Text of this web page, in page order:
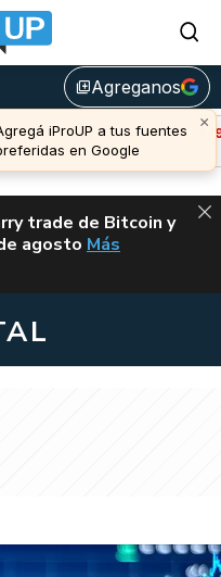
library_addAgreganos
Avalanche (-0,19%)
u$s 6,43
trade de Bitcoin y
agosto VUELVE EL
Más